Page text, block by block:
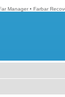
Manager • Farbar